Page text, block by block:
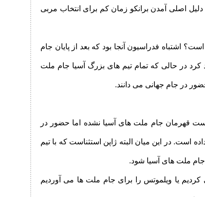
اصلی آمدن برانکو زمان کم برای انتخاب مربی
اشتباه فدراسیون آنجا بود که بعد از پایان جام
در حالی که تمام تیم های بزرگ آسیا جام ملت
در جام جهانی می دانند.
آن کره جنوبی است که بیش از 50 سال است قهرمان جام ملت های آسیا نشده اما حضور در
هم از دست نداده است. در این میان البته ژاپن استثناست که با تیم
ملت های آسیا شود.
روش برای 4 سال تمدید می کردیم یا ویلموتس را برای جام ملت ها می آوردیم